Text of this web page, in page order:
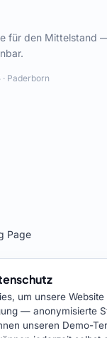
für den Mittelstand
Paderborn
Page
um unsere
— anonymisierte
unseren Demo-